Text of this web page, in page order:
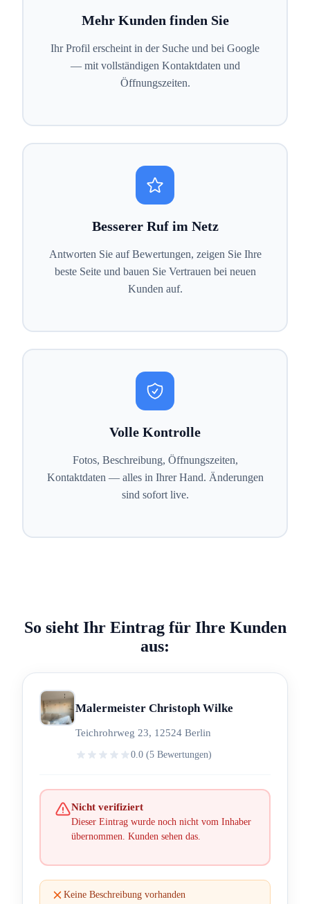
Mehr Kunden finden Sie
Ihr Profil erscheint in der Suche und bei Google
— mit vollständigen Kontaktdaten und
Öffnungszeiten.
Besserer Ruf im Netz
Antworten Sie auf Bewertungen, zeigen Sie Ihre
beste Seite und bauen Sie Vertrauen bei neuen
Kunden auf.
Volle Kontrolle
Fotos, Beschreibung, Öffnungszeiten,
Kontaktdaten — alles in Ihrer Hand. Änderungen
sind sofort live.
So sieht Ihr Eintrag für Ihre Kunden
aus:
Malermeister Christoph Wilke
Teichrohrweg 23, 12524 Berlin
0.0 (5 Bewertungen)
Nicht verifiziert
Dieser Eintrag wurde noch nicht vom Inhaber
übernommen. Kunden sehen das.
Keine Beschreibung vorhanden